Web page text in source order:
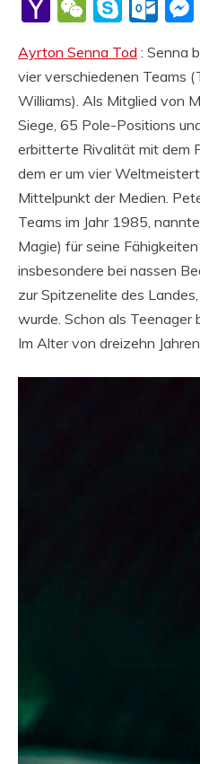
Yahoo
WeChat
Ayrton Senna Tod : Senna
vier verschiedenen Teams
Williams). Als Mitglied von
Siege, 65 Pole-Positions
erbitterte Rivalität mit dem
dem er um vier
Mittelpunkt der Medien.
Teams im Jahr 1985,
Magie) für seine
insbesondere bei nassen
zur Spitzenelite des
wurde. Schon als Teenager
Im Alter von dreizehn